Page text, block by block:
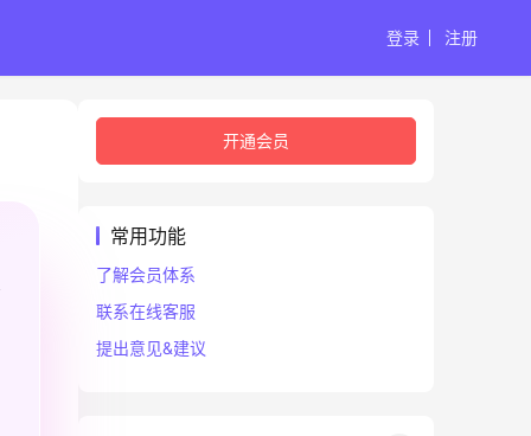
登录 注册
开通会员
常用功能
了解会员体系
联系在线客服
提出意见&建议